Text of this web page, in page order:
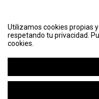
Utilizamos cookies propias
respetando tu privacidad.
cookies.